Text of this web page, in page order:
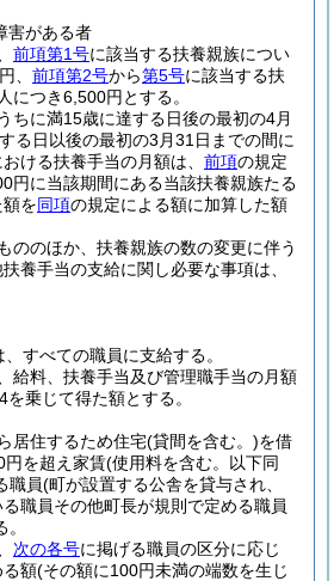
害がある者
前項第1号に該当する扶養親族につい
、 前項第2号から第5号に該当する扶
につき6,500円とする。
ちに満15歳に達する日後の最初の4月
る日以後の最初の3月31日までの間に
ける扶養手当の月額は、 前項の規定
円に当該期間にある当該扶養親族たる
を同項の規定による額に加算した額
ののほか、扶養親族の数の変更に伴う
養手当の支給に関し必要な事項は、
すべての職員に支給する。
給料、扶養手当及び管理職手当の月額
乗じて得た額とする。
居住するため住宅(貸間を含む。)を借
円を超え家賃(使用料を含む。以下同
職員(町が設置する公舎を貸与され、
職員その他町長が規則で定める職員
次の各号に掲げる職員の区分に応じ
る額(その額に100円未満の端数を生じ